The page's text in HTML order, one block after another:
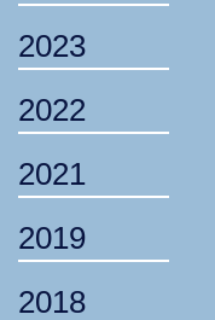
2023
2022
2021
2019
2018